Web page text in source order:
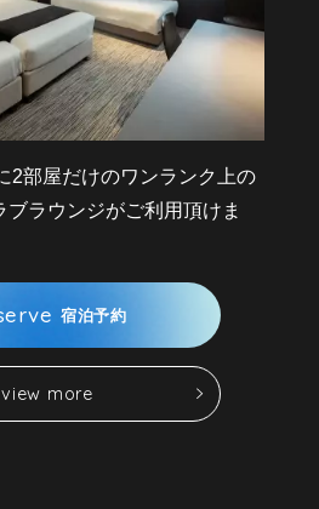
2部屋だけのワンランク上の
ブラウンジがご利用頂けま
erve 宿泊予約
view more